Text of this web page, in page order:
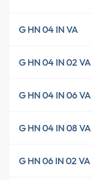
G HN 04 IN VA
G HN 04 IN 02 VA
G HN 04 IN 06 VA
G HN 04 IN 08 VA
G HN 06 IN 02 VA